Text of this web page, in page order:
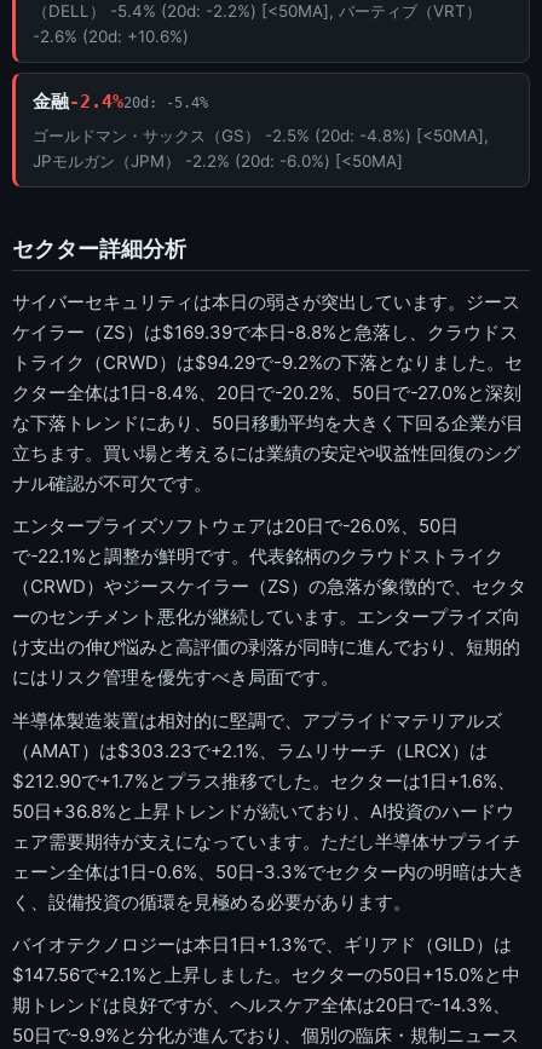
（DELL） -5.4% (20d: -2.2%) [<50MA], バーティブ（VRT）
-2.6% (20d: +10.6%)
金融-2.4%20d: -5.4%
ゴールドマン・サックス（GS） -2.5% (20d: -4.8%) [<50MA],
JPモルガン（JPM） -2.2% (20d: -6.0%) [<50MA]
セクター詳細分析
サイバーセキュリティは本日の弱さが突出しています。ジース
ケイラー（ZS）は$169.39で本日-8.8%と急落し、クラウドス
トライク（CRWD）は$94.29で-9.2%の下落となりました。セ
クター全体は1日-8.4%、20日で-20.2%、50日で-27.0%と深刻
な下落トレンドにあり、50日移動平均を大きく下回る企業が目
立ちます。買い場と考えるには業績の安定や収益性回復のシグ
ナル確認が不可欠です。
エンタープライズソフトウェアは20日で-26.0%、50日
で-22.1%と調整が鮮明です。代表銘柄のクラウドストライク
（CRWD）やジースケイラー（ZS）の急落が象徴的で、セクタ
ーのセンチメント悪化が継続しています。エンタープライズ向
け支出の伸び悩みと高評価の剥落が同時に進んでおり、短期的
にはリスク管理を優先すべき局面です。
半導体製造装置は相対的に堅調で、アプライドマテリアルズ
（AMAT）は$303.23で+2.1%、ラムリサーチ（LRCX）は
$212.90で+1.7%とプラス推移でした。セクターは1日+1.6%、
50日+36.8%と上昇トレンドが続いており、AI投資のハードウ
ェア需要期待が支えになっています。ただし半導体サプライチ
ェーン全体は1日-0.6%、50日-3.3%でセクター内の明暗は大き
く、設備投資の循環を見極める必要があります。
バイオテクノロジーは本日1日+1.3%で、ギリアド（GILD）は
$147.56で+2.1%と上昇しました。セクターの50日+15.0%と中
期トレンドは良好ですが、ヘルスケア全体は20日で-14.3%、
50日で-9.9%と分化が進んでおり、個別の臨床・規制ニュース